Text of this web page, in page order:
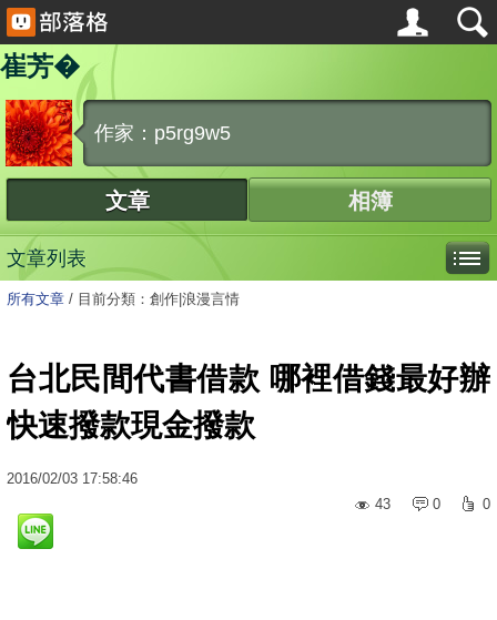
崔芳�
作家：p5rg9w5
文章 相簿
文章列表
所有文章 / 目前分類：創作|浪漫言情
台北民間代書借款 哪裡借錢最好辦
快速撥款現金撥款
2016/02/03 17:58:46
43
0 0